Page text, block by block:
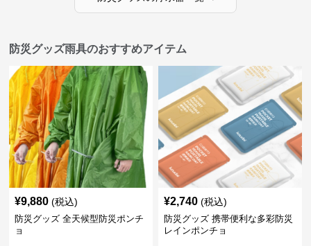
防災グッズ雨具のおすすめアイテム
¥9,880 (税込)
防災グッズ 全天候型防災ポンチ
ョ
¥2,740 (税込)
防災グッズ 携帯便利な多彩防災
レインポンチョ